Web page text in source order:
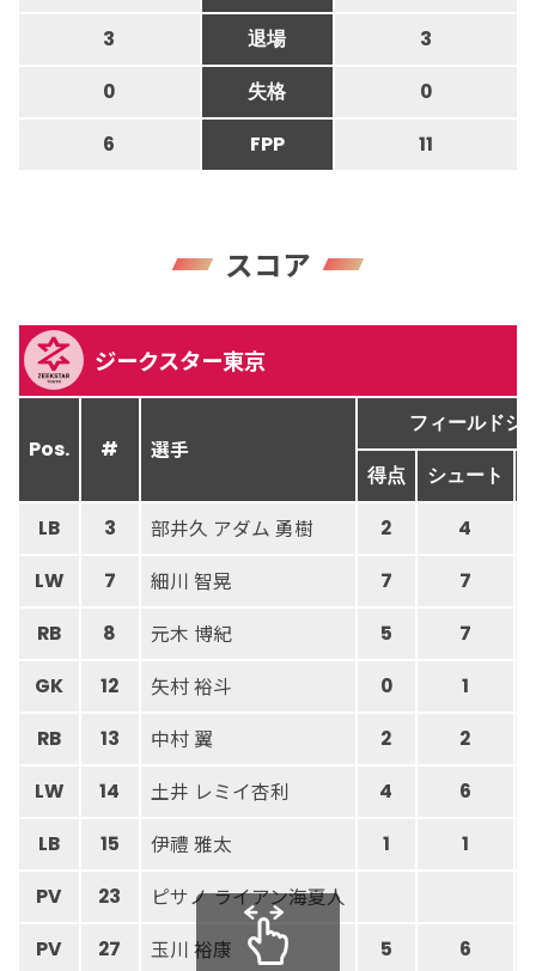
3 退場 3
0 失格 0
6 FPP 11
スコア
ジークスター東京
Pos. # 選手
フィールドシ
得点 シュート
LB 3 部井久 アダム 勇樹 2 4
LW 7 細川 智晃 7 7
RB 8 元木 博紀 5 7
GK 12 矢村 裕斗 0 1
RB 13 中村 翼 2 2
LW 14 土井 レミイ杏利 4 6
LB 15 伊禮 雅太 1 1
PV 23 ピサノ ライアン海夏人
PV 27 玉川 裕康 5 6